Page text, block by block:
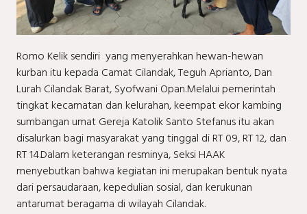
Romo Kelik sendiri yang menyerahkan hewan-hewan
kurban itu kepada Camat Cilandak, Teguh Aprianto, Dan
Lurah Cilandak Barat, Syofwani Opan.Melalui pemerintah
tingkat kecamatan dan kelurahan, keempat ekor kambing
sumbangan umat Gereja Katolik Santo Stefanus itu akan
disalurkan bagi masyarakat yang tinggal di RT 09, RT 12, dan
RT 14.Dalam keterangan resminya, Seksi HAAK
menyebutkan bahwa kegiatan ini merupakan bentuk nyata
dari persaudaraan, kepedulian sosial, dan kerukunan
antarumat beragama di wilayah Cilandak.